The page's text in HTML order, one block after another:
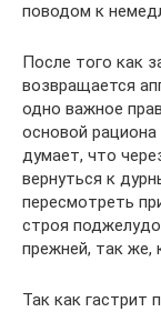
поводом к
После того как
возвращается
одно важное
основой
думает, что
вернуться к
пересмотреть
строя
прежней, так же,
Так как гастрит